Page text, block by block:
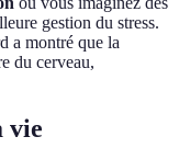
gestion du stress.
a montré que la
du cerveau,
vie